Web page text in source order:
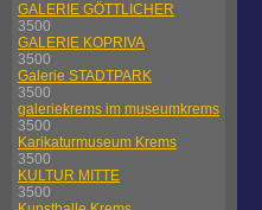
GALERIE GÖTTLICHER
3500
GALERIE KOPRIVA
3500
Galerie STADTPARK
3500
galeriekrems im museumkrems
3500
Karikaturmuseum Krems
3500
KULTUR MITTE
3500